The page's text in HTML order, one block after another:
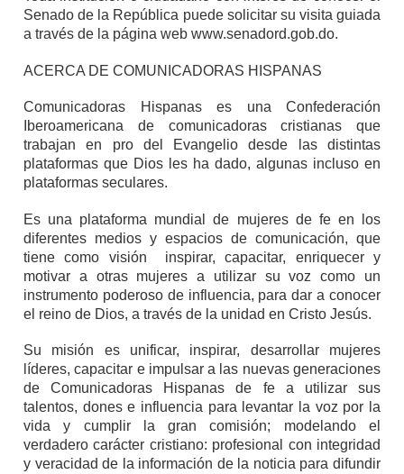
Senado de la República puede solicitar su visita guiada
a través de la página web www.senadord.gob.do.
ACERCA DE COMUNICADORAS HISPANAS
Comunicadoras Hispanas es una Confederación
Iberoamericana de comunicadoras cristianas que
trabajan en pro del Evangelio desde las distintas
plataformas que Dios les ha dado, algunas incluso en
plataformas seculares.
Es una plataforma mundial de mujeres de fe en los
diferentes medios y espacios de comunicación, que
tiene como visión inspirar, capacitar, enriquecer y
motivar a otras mujeres a utilizar su voz como un
instrumento poderoso de influencia, para dar a conocer
el reino de Dios, a través de la unidad en Cristo Jesús.
Su misión es unificar, inspirar, desarrollar mujeres
líderes, capacitar e impulsar a las nuevas generaciones
de Comunicadoras Hispanas de fe a utilizar sus
talentos, dones e influencia para levantar la voz por la
vida y cumplir la gran comisión; modelando el
verdadero carácter cristiano: profesional con integridad
y veracidad de la información de la noticia para difundir